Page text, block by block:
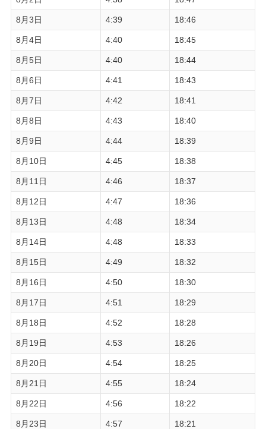
8月3日 4:39 18:46
8月4日 4:40 18:45
8月5日 4:40 18:44
8月6日 4:41 18:43
8月7日 4:42 18:41
8月8日 4:43 18:40
8月9日 4:44 18:39
8月10日 4:45 18:38
8月11日 4:46 18:37
8月12日 4:47 18:36
8月13日 4:48 18:34
8月14日 4:48 18:33
8月15日 4:49 18:32
8月16日 4:50 18:30
8月17日 4:51 18:29
8月18日 4:52 18:28
8月19日 4:53 18:26
8月20日 4:54 18:25
8月21日 4:55 18:24
8月22日 4:56 18:22
8月23日 4:57 18:21